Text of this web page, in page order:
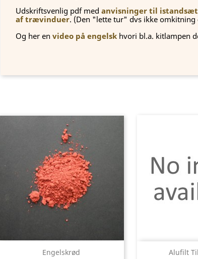
Udskriftsvenlig pdf med anvisninger til
af trævinduer. (Den "lette tur" dvs ikke omkitning
Og her en video på engelsk hvori bl.a. kitlampen
Vis her
Engelskrød

Alufilt